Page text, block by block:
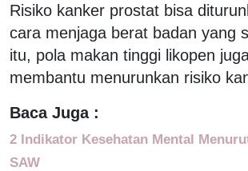
Risiko kanker prostat bisa
cara menjaga berat badan yang
itu, pola makan tinggi likopen
membantu menurunkan risiko
Baca Juga :
2 Indikator Kesehatan Mental
SAW